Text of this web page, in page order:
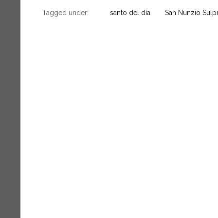
Tagged under: santo del día San Nunzio